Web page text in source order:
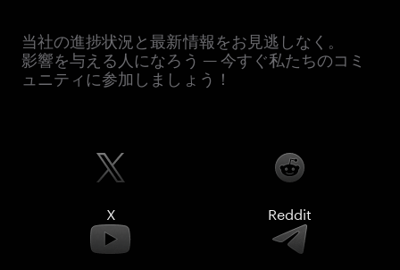
当社の進捗状況と最新情報をお見逃しなく。
影響を与える人になろう — 今すぐ私たちのコミ
ュニティに参加しましょう！
X Reddit